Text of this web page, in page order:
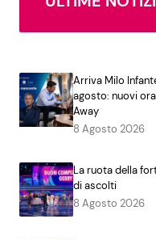
Arriva Milo
agosto: nuovi
Away
8 Agosto 2026
La ruota della
di ascolti
8 Agosto 2026